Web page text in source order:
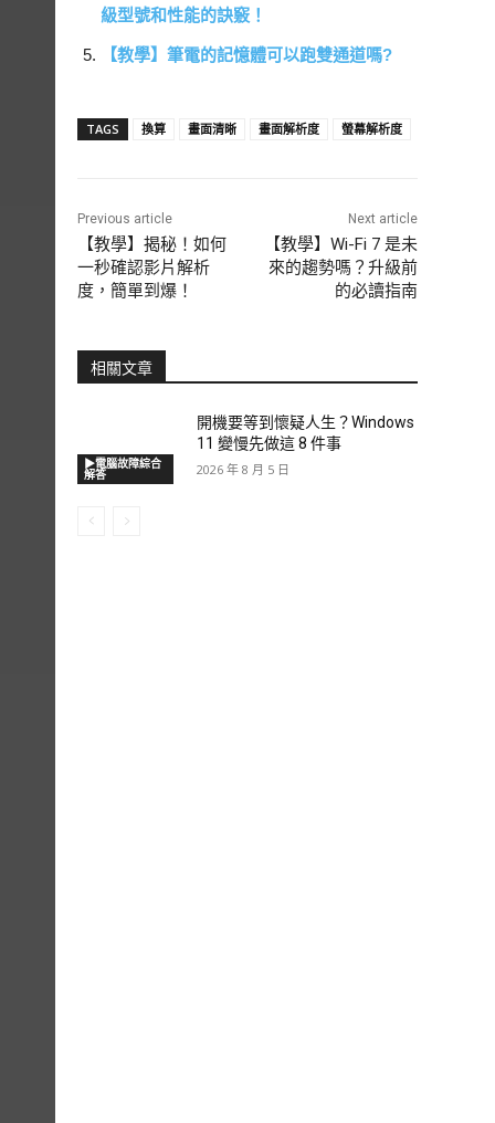
級型號和性能的訣竅！
【教學】筆電的記憶體可以跑雙通道嗎?
TAGS 換算 畫面清晰 畫面解析度 螢幕解析度
Previous article
【教學】揭秘！如何
一秒確認影片解析
度，簡單到爆！
Next article
【教學】Wi-Fi 7 是未
來的趨勢嗎？升級前
的必讀指南
相關文章
▶電腦故障綜合
解答
開機要等到懷疑人生？Windows
11 變慢先做這 8 件事
2026 年 8 月 5 日